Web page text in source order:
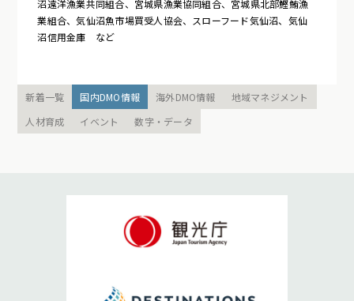
沼遠洋漁業共同組合、宮城県漁業協同組合、宮城県北部鰹鮪漁
業組合、気仙沼魚市場買受人協会、スローフード気仙沼、気仙
沼信用金庫 など
新着一覧 国内DMO情報 海外DMO情報
地域マネジメント
人材育成
イベント 数字・データ